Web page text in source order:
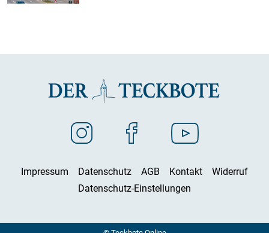
Impressum Datenschutz AGB Kontakt
Widerruf
Datenschutz-Einstellungen